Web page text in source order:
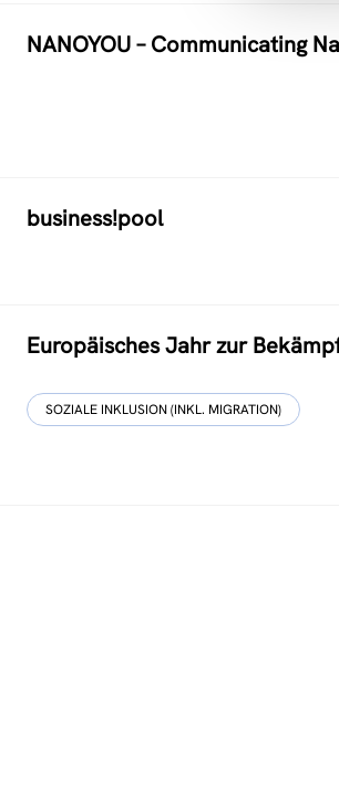
NANOYOU – Communicating
business!pool
Europäisches Jahr zur
SOZIALE INKLUSION (INKL. MIGRATION)